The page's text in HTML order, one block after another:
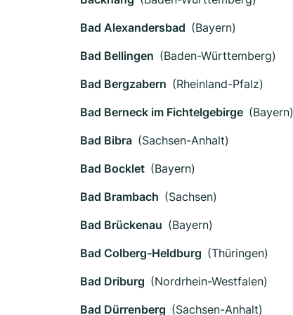
Bad Alexandersbad (Bayern)
Bad Bellingen (Baden-Württemberg)
Bad Bergzabern (Rheinland-Pfalz)
Bad Berneck im Fichtelgebirge (Bayern)
Bad Bibra (Sachsen-Anhalt)
Bad Bocklet (Bayern)
Bad Brambach (Sachsen)
Bad Brückenau (Bayern)
Bad Colberg-Heldburg (Thüringen)
Bad Driburg (Nordrhein-Westfalen)
Bad Dürrenberg (Sachsen-Anhalt)